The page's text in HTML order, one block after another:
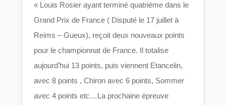
« Louis Rosier ayant terminé quatrième dans le
Grand Prix de France ( Disputé le 17 juillet à
Reims – Gueux), reçoit deux nouveaux points
pour le championnat de France. Il totalise
aujourd’hui 13 points, puis viennent Etancelin,
avec 8 points , Chiron avec 6 points, Sommer
avec 4 points etc…La prochaine épreuve